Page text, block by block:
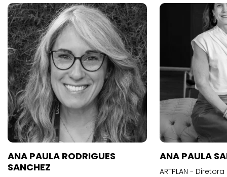
ANA PAULA RODRIGUES
SANCHEZ
ANA PAULA
ARTPLAN -